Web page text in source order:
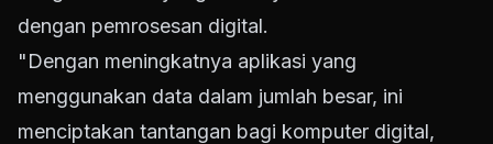
dengan pemrosesan digital.
"Dengan meningkatnya aplikasi yang
menggunakan data dalam jumlah besar, ini
menciptakan tantangan bagi komputer digital,